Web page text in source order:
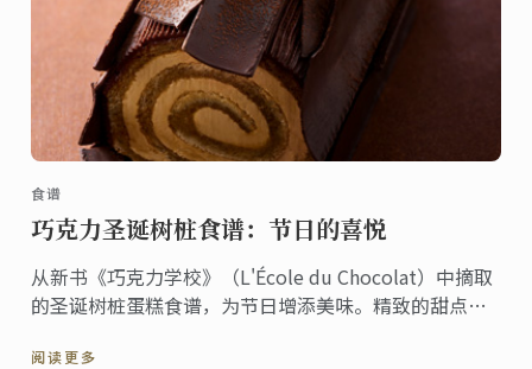
食谱
巧克力圣诞树桩食谱：节日的喜悦
从新书《巧克力学校》（L'École du Chocolat）中摘取
的圣诞树桩蛋糕食谱，为节日增添美味。精致的甜点融
阅读更多